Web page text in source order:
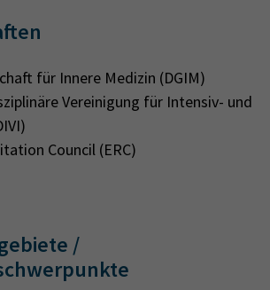
für Innere Medizin (DGIM)
Vereinigung für Intensiv- und
Council (ERC)
/